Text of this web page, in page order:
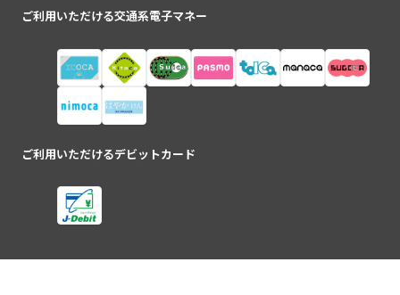
ご利用いただける交通系電子マネー
ご利用いただけるデビットカード